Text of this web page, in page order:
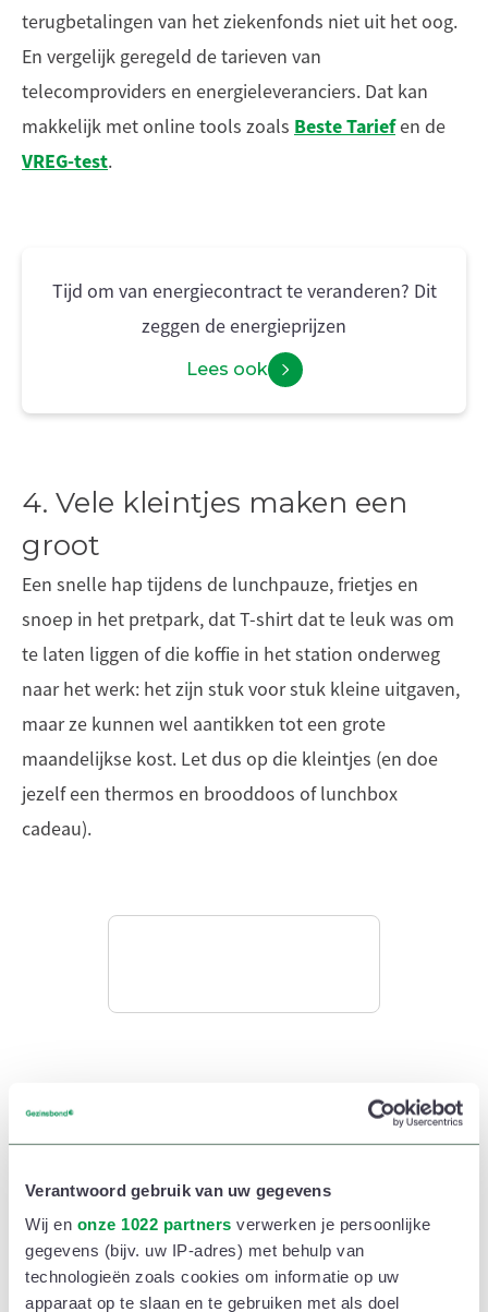
Verantwoord gebruik van uw gegevens
Wij en onze 1022 partners verwerken je persoonlijke
gegevens (bijv. uw IP-adres) met behulp van
technologieën zoals cookies om informatie op uw
apparaat op te slaan en te gebruiken met als doel
terugbetalingen van het ziekenfonds niet uit het oog.
En vergelijk geregeld de tarieven van
telecomproviders en energieleveranciers. Dat kan
makkelijk met online tools zoals Beste Tariefen de
VREG-test.
Tijd om van energiecontract te veranderen? Dit
zeggen de energieprijzen
Lees ook
4. Vele kleintjes maken een
groot
Een snelle hap tijdens de lunchpauze, frietjes en
snoep in het pretpark, dat T-shirt dat te leuk was om
te laten liggen of die koffie in het station onderweg
naar het werk: het zijn stuk voor stuk kleine uitgaven,
maar ze kunnen wel aantikken tot een grote
maandelijkse kost. Let dus op die kleintjes (en doe
jezelf een thermos en brooddoos of lunchbox
cadeau).
5. Tweedehands en delen: niks
dan voordelen
Online tweedehands kopen is tegenwoordig al goed
ingeburgerd. Ook kringwinkels en
tweedehandsbeurzen zijn vandaag de dag dik in orde.
Met wat geluk vind je tweedehands zelfs merkspullen